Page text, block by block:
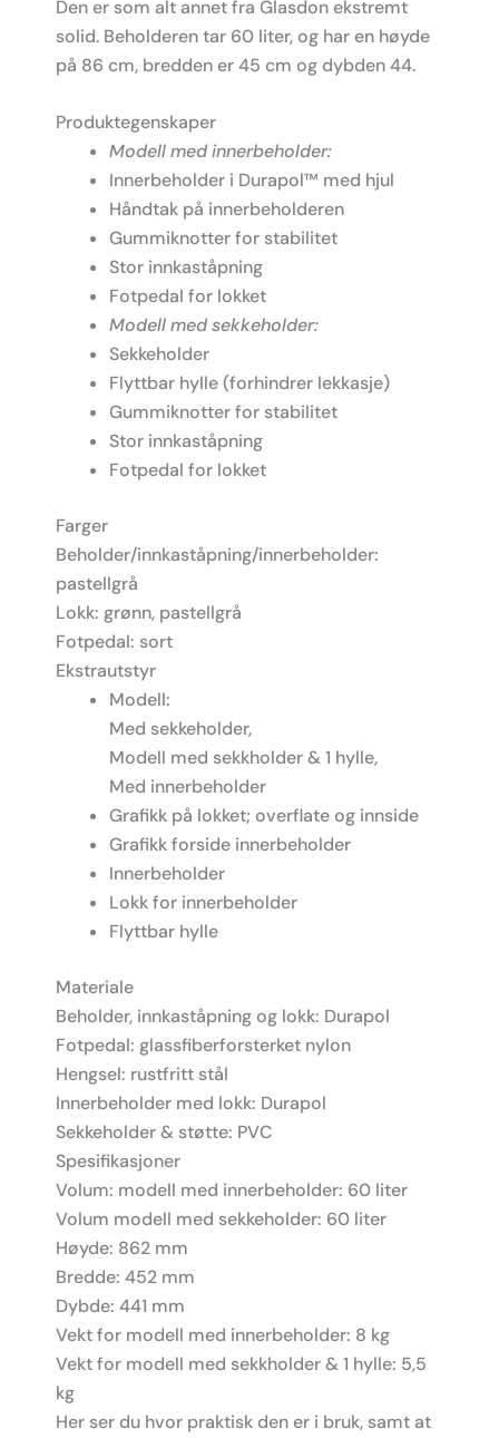
Den er som alt annet fra Glasdon ekstremt
solid. Beholderen tar 60 liter, og har en høyde
på 86 cm, bredden er 45 cm og dybden 44.
Produktegenskaper
Modell med innerbeholder:
Innerbeholder i Durapol™ med hjul
Håndtak på innerbeholderen
Gummiknotter for stabilitet
Stor innkaståpning
Fotpedal for lokket
Modell med sekkeholder:
Sekkeholder
Flyttbar hylle (forhindrer lekkasje)
Gummiknotter for stabilitet
Stor innkaståpning
Fotpedal for lokket
Farger
Beholder/innkaståpning/innerbeholder:
pastellgrå
Lokk: grønn, pastellgrå
Fotpedal: sort
Ekstrautstyr
Modell:
Med sekkeholder,
Modell med sekkholder & 1 hylle,
Med innerbeholder
Grafikk på lokket; overflate og innside
Grafikk forside innerbeholder
Innerbeholder
Lokk for innerbeholder
Flyttbar hylle
Materiale
Beholder, innkaståpning og lokk: Durapol
Fotpedal: glassfiberforsterket nylon
Hengsel: rustfritt stål
Innerbeholder med lokk: Durapol
Sekkeholder & støtte: PVC
Spesifikasjoner
Volum: modell med innerbeholder: 60 liter
Volum modell med sekkeholder: 60 liter
Høyde: 862 mm
Bredde: 452 mm
Dybde: 441 mm
Vekt for modell med innerbeholder: 8 kg
Vekt for modell med sekkholder & 1 hylle: 5,5
kg
Her ser du hvor praktisk den er i bruk, samt at